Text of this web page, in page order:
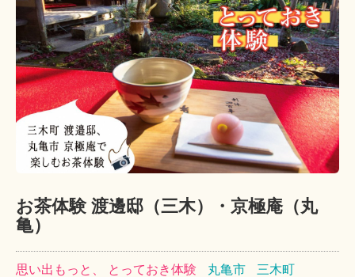
お茶体験 渡邊邸（三木）・京極庵（丸
亀）
思い出もっと、 とっておき体験 丸亀市 三木町